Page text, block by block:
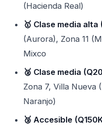
(Hacienda Real)
🥇 Clase media
(Aurora), Zona 11
Mixco
🥈 Clase media
Zona 7, Villa Nueva
Naranjo)
🥉 Accesible